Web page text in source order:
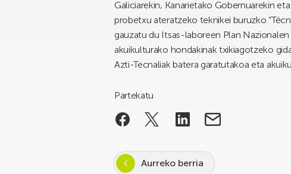
Galiciarekin, Kanarietako Gobernuarekin
probetxu ateratzeko teknikei buruzko
gauzatu du Itsas-laboreen Plan
akuikulturako hondakinak txikiagotzeko
Azti-Tecnaliak batera garatutakoa eta
Partekatu
Aurreko berria